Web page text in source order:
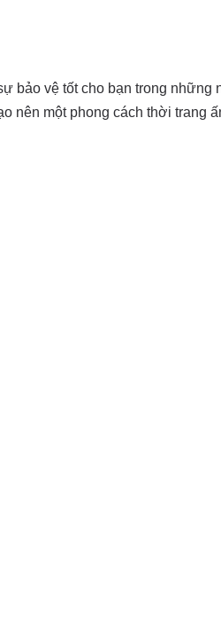
bảo vệ tốt cho bạn trong những
nên một phong cách thời trang